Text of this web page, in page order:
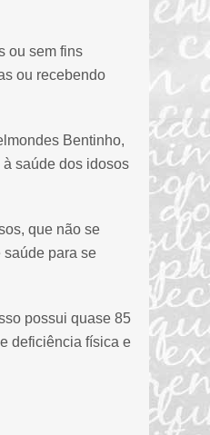
ou sem fins
ou recebendo
Bentinho,
saúde dos idosos
que não se
saúde para se
possui quase 85
deficiência física e